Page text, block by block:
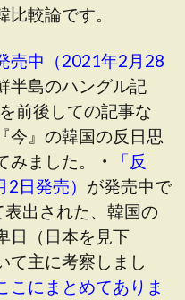
較論です。
売中（2021年2月28
半島のハングル記
前後しての記事な
今』の韓国の反日思
ました。
・
「反
日発売） が発売中で
出された、韓国の
日（日本を見下
て主に考察しまし
こにまとめてありま